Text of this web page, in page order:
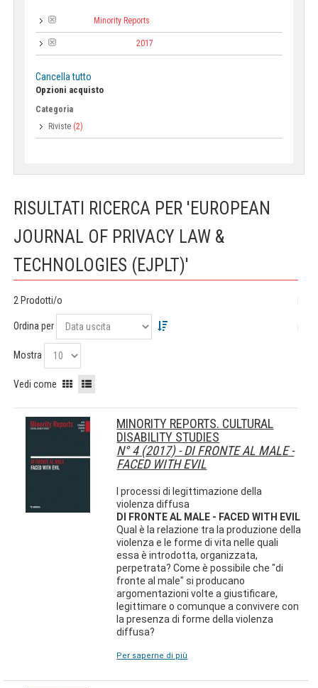
Minority Reports
2017
Cancella tutto
Opzioni acquisto
Categoria
Riviste (2)
RISULTATI RICERCA PER 'EUROPEAN
JOURNAL OF PRIVACY LAW &
TECHNOLOGIES (EJPLT)'
2 Prodotti/o
Ordina per
Mostra
Vedi come
MINORITY REPORTS. CULTURAL
DISABILITY STUDIES
N° 4 (2017) - DI FRONTE AL MALE -
FACED WITH EVIL
I processi di legittimazione della
violenza diffusa
DI FRONTE AL MALE - FACED WITH EVIL
Qual è la relazione tra la produzione della
violenza e le forme di vita nelle quali
essa è introdotta, organizzata,
perpetrata? Come è possibile che "di
fronte al male" si producano
argomentazioni volte a giustificare,
legittimare o comunque a convivere con
la presenza di forme della violenza
diffusa?
Per saperne di più